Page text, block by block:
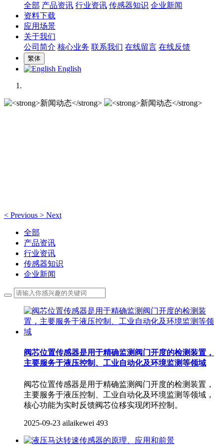
全部 产品资讯 行业资讯 传感器知识 企业新闻
资料下载
应用场景
关于我们
公司简介 核心业务 联系我们 在线留言 在线反馈
繁体
English
< Previous > Next
全部
产品资讯
行业资讯
传感器知识
企业新闻
阀芯位置传感器是用于精确监测阀门开度的检测装置，
主要服务于液压控制、工业自动化及环境监测等领域
阀芯位置传感器是用于精确监测阀门开度的检测装置，
主要服务于液压控制、工业自动化及环境监测等领域，
核心功能为实时反馈阀芯位移实现闭环控制。
2025-09-23 ailaikewei 493